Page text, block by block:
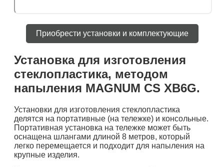
Приобрести установки и комплектующие
Установка для изготовления
стеклопластика, методом
напыления MAGNUM CS XB6G.
Установки для изготовления стеклопластика
делятся на портативные (на тележке) и консольные.
Портативная установка на тележке может быть
оснащена шлангами длиной 8 метров, который
легко перемещается и подходит для напыления на
крупные изделия.